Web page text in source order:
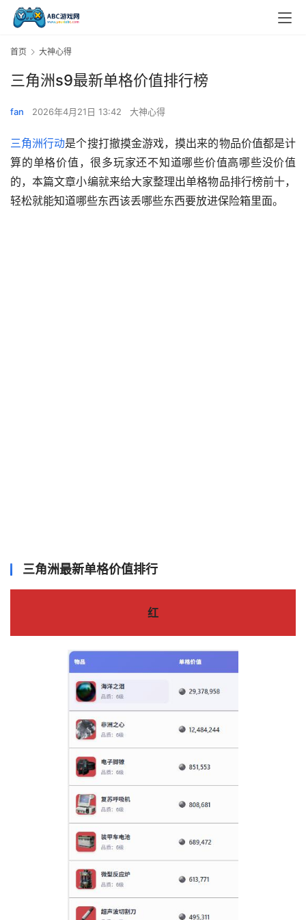
首页 大神心得
三角洲s9最新单格价值排行榜
fan 2026年4月21日 13:42 大神心得
三角洲行动是个搜打撤摸金游戏，摸出来的物品价值都是计
算的单格价值，很多玩家还不知道哪些价值高哪些没价值
的，本篇文章小编就来给大家整理出单格物品排行榜前十，
轻松就能知道哪些东西该丢哪些东西要放进保险箱里面。
三角洲最新单格价值排行
红